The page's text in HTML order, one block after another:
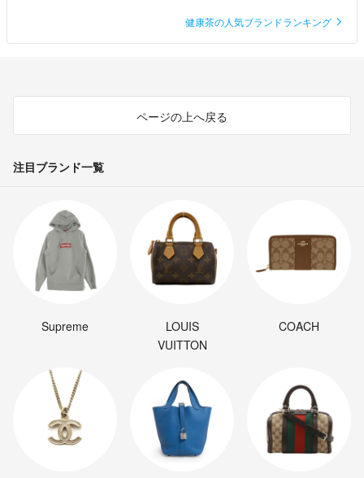
健康茶の人気ブランドランキング
ページの上へ戻る
注目ブランド一覧
Supreme
LOUIS
VUITTON
COACH